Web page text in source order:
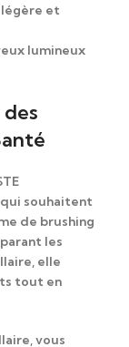
et
lumineux
souhaitent
de brushing
les
, elle
tout en
vous